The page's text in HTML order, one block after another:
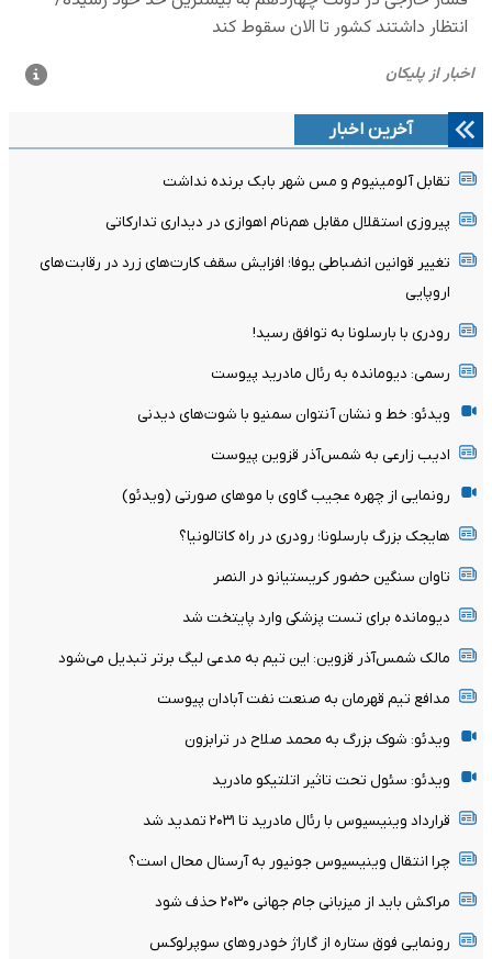
آخرین اخبار
تقابل آلومینیوم و مس شهر بابک برنده نداشت
پیروزی استقلال مقابل هم‌نام اهوازی در دیداری تدارکاتی
تغییر قوانین انضباطی یوفا؛ افزایش سقف کارت‌های زرد در رقابت‌های
اروپایی
رودری با بارسلونا به توافق رسید!
رسمی: دیومانده به رئال مادرید پیوست
ویدئو: خط و نشان آنتوان سمنیو با شوت‌های دیدنی
ادیب زارعی به شمس‌آذر قزوین پیوست
رونمایی از چهره عجیب گاوی با موهای صورتی (ویدئو)
هایجک بزرگ بارسلونا؛ رودری در راه کاتالونیا؟
تاوان سنگین حضور کریستیانو در النصر
دیومانده برای تست پزشکی وارد پایتخت شد
مالک شمس‌آذر قزوین: این تیم به مدعی لیگ برتر تبدیل می‌شود
مدافع تیم قهرمان به صنعت نفت آبادان پیوست
ویدئو: شوک بزرگ به محمد صلاح در ترابزون
ویدئو: سئول تحت تاثیر اتلتیکو مادرید
قرارداد وینیسیوس با رئال مادرید تا ۲۰۳۱ تمدید شد
چرا انتقال وینیسیوس جونیور به آرسنال محال است؟
مراکش باید از میزبانی جام جهانی ۲۰۳۰ حذف شود
رونمایی فوق ستاره از گاراژ خودروهای سوپرلوکس